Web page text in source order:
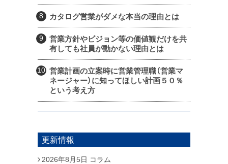
カタログ営業がダメな本当の理由とは
営業方針やビジョン等の価値観だけを共
有しても社員が動かない理由とは
営業計画の立案時に営業管理職（営業マ
ネージャー）に知ってほしい計画５０％
という考え方
更新情報
2026年8月5日 コラム